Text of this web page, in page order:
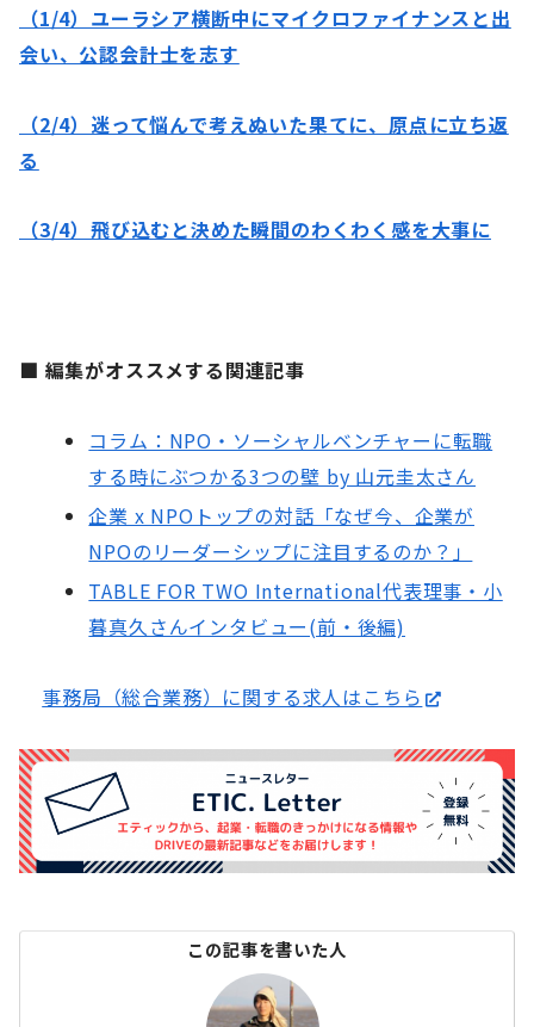
（1/4）ユーラシア横断中にマイクロファイナンスと出
会い、公認会計士を志す
（2/4）迷って悩んで考えぬいた果てに、原点に立ち返
る
（3/4）飛び込むと決めた瞬間のわくわく感を大事に
■ 編集がオススメする関連記事
コラム：NPO・ソーシャルベンチャーに転職
する時にぶつかる3つの壁 by 山元圭太さん
企業 x NPOトップの対話「なぜ今、企業が
NPOのリーダーシップに注目するのか？」
TABLE FOR TWO International代表理事・小
暮真久さんインタビュー(前・後編)
事務局（総合業務）に関する求人はこちら
この記事を書いた人